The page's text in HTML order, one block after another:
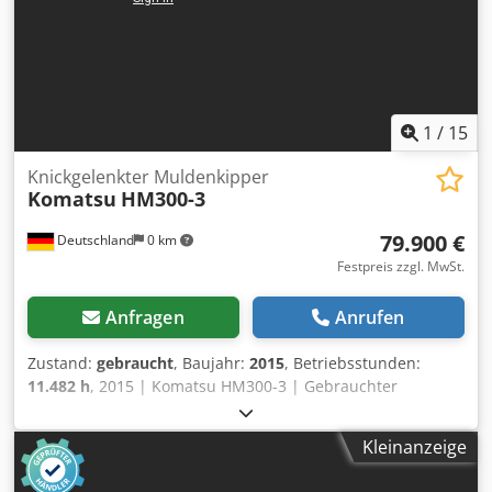
1 / 15
Deutschland 0 km
Knickgelenkter Muldenkipper
Komatsu HM300-3
79.900 €
Festpreis zzgl. MwSt.
Anfragen Anrufen
Zustand: gebraucht, Baujahr: 2015, Betriebsstunden:
11.482 h, 2015 | Komatsu HM300-3 | Gebrauchter
Knickgelenkter Muldenkipper | 11482 hours 📍Location:
Deutschland 🚛 Delivery available to your destination – Use
our shipping calculator to estimate transport costs! 💰 Buy
Now for EUR 79900 or Make an Offer. Payment at delivery
Kleinanzeige